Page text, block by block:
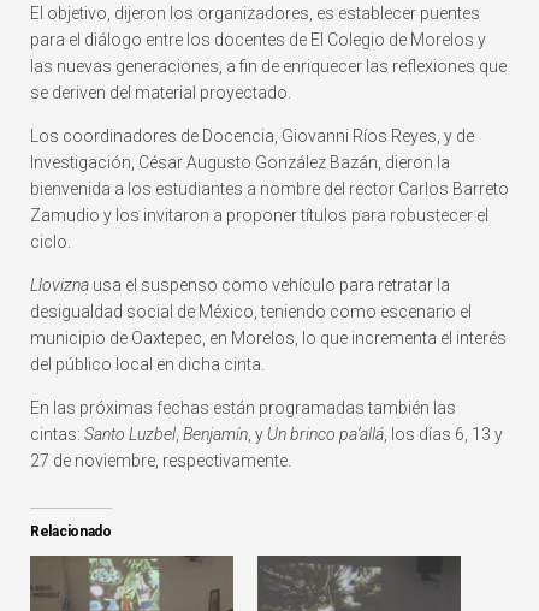
El objetivo, dijeron los organizadores, es establecer puentes
para el diálogo entre los docentes de El Colegio de Morelos y
las nuevas generaciones, a fin de enriquecer las reflexiones que
se deriven del material proyectado.
Los coordinadores de Docencia, Giovanni Ríos Reyes, y de
Investigación, César Augusto González Bazán, dieron la
bienvenida a los estudiantes a nombre del rector Carlos Barreto
Zamudio y los invitaron a proponer títulos para robustecer el
ciclo.
Llovizna usa el suspenso como vehículo para retratar la
desigualdad social de México, teniendo como escenario el
municipio de Oaxtepec, en Morelos, lo que incrementa el interés
del público local en dicha cinta.
En las próximas fechas están programadas también las
cintas: Santo Luzbel, Benjamín, y Un brinco pa’allá, los días 6, 13 y
27 de noviembre, respectivamente.
Relacionado